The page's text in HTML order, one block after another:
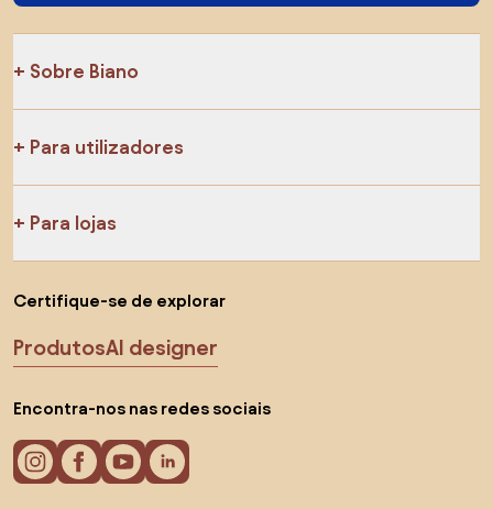
Sobre Biano
Para utilizadores
Para lojas
Certifique-se de explorar
ProdutosAI designer
Encontra-nos nas redes sociais